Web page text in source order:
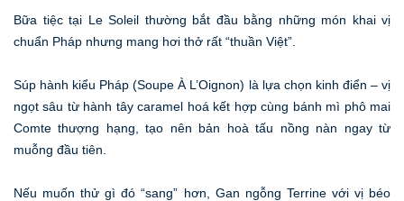
Bữa tiệc tại Le Soleil thường bắt đầu bằng những món khai vị
chuẩn Pháp nhưng mang hơi thở rất “thuần Việt”.
Súp hành kiểu Pháp (Soupe À L’Oignon) là lựa chọn kinh điển – vị
ngọt sâu từ hành tây caramel hoá kết hợp cùng bánh mì phô mai
Comte thượng hạng, tạo nên bản hoà tấu nồng nàn ngay từ
muỗng đầu tiên.
Nếu muốn thử gì đó “sang” hơn, Gan ngỗng Terrine với vị béo